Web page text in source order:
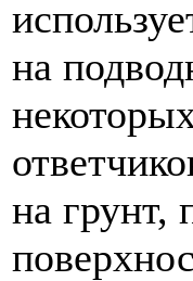
на
на грунт,